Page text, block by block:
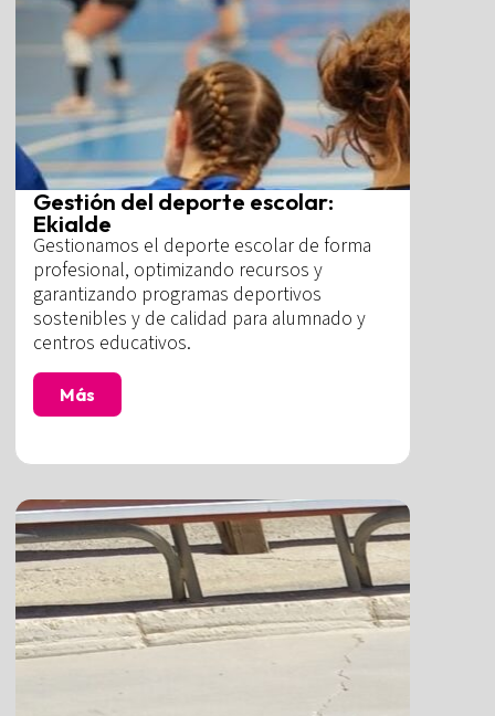
Gestión del deporte escolar:
Ekialde
Gestionamos el deporte escolar de forma
profesional, optimizando recursos y
garantizando programas deportivos
sostenibles y de calidad para alumnado y
centros educativos.
Más